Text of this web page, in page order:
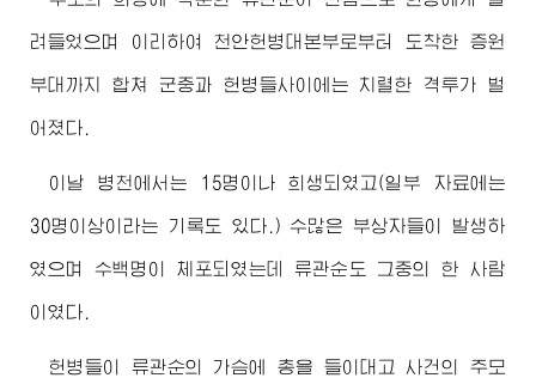
려들었으며 이리하여 천안헌병대본부로부터 도착한 증원
부대까지 합쳐 군중과 헌병들사이에는 치렬한 격투가 벌
어졌다.
이날 병천에서는 15명이나 희생되였고(일부 자료에는
30명이상이라는 기록도 있다.) 수많은 부상자들이 발생하
였으며 수백명이 체포되였는데 류관순도 그중의 한 사람
이였다.
헌병들이 류관순의 가슴에 총을 들이대고 사건의 주모